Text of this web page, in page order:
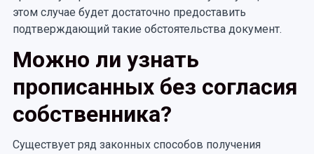
этом случае будет достаточно предоставить
подтверждающий такие обстоятельства документ.
Можно ли узнать
прописанных без согласия
собственника?
Существует ряд законных способов получения